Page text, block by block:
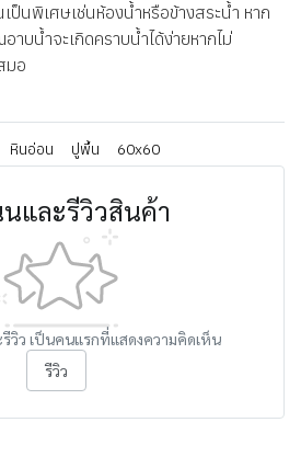
ป็นพิเศษเช่นห้องน้ำหรือข้างสระน้ำ หาก
บน้ำจะเกิดคราบน้ำได้ง่ายหากไม่
มอ
หินอ่อน ปูพื้น 60x60
และรีวิวสินค้า
วิว เป็นคนแรกที่แสดงความคิดเห็น
รีวิว